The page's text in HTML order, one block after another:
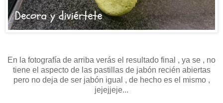
En la fotografía de arriba verás el resultado final , ya se , no
tiene el aspecto de las pastillas de jabón recién abiertas
pero no deja de ser jabón igual , de hecho es el mismo ,
jejejjeje...